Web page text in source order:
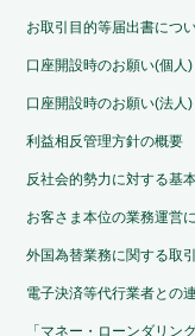
お取引目的等届出書につ
口座開設時のお願い(個人)
口座開設時のお願い(法人)
利益相反管理方針の概要
反社会的勢力に対する基
お客さま本位の業務運営
外国為替業務に関する取
電子決済等代行業者との
「マネー・ローンダリン